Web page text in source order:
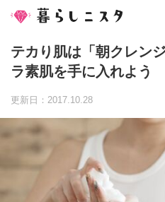
テカり肌は「朝クレン
ラ素肌を手に入れよう
更新日：2017.10.28